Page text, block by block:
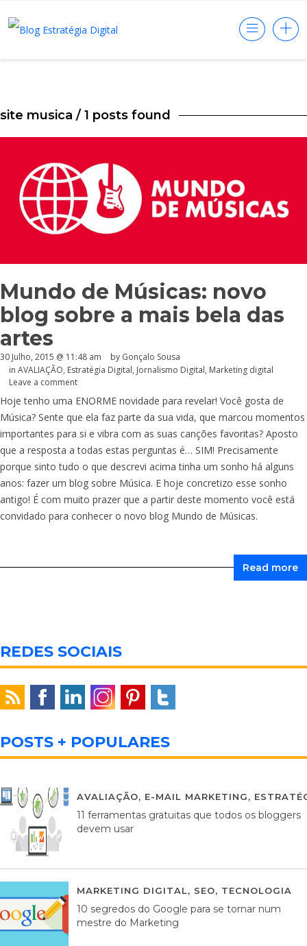
site musica / 1 posts found
Mundo de Músicas: novo
blog sobre a mais bela das
artes
30 Julho, 2015 @ 11:48 am by Gonçalo Sousa
in AVALIAÇÃO, Estratégia Digital, Jornalismo Digital, Marketing digital
Leave a comment
Hoje tenho uma ENORME novidade para revelar! Você gosta de
Música? Sente que ela faz parte da sua vida, que marcou momentos
importantes para si e vibra com as suas canções favoritas? Aposto
que a resposta a todas estas perguntas é… SIM! Precisamente
porque sinto tudo o que descrevi acima tinha um sonho há alguns
anos: fazer um blog sobre Música. E hoje concretizo esse sonho
antigo! É com muito prazer que a partir deste momento você está
convidado para conhecer o novo blog Mundo de Músicas.
Read more
REDES SOCIAIS
POSTS + POPULARES
AVALIAÇÃO, E-MAIL MARKETING,
11 ferramentas gratuitas que todos os bloggers
devem usar
MARKETING DIGITAL, SEO, TECNOLOGIA
10 segredos do Google para se tornar num
mestre do Marketing